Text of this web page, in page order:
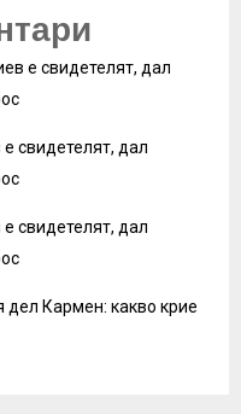
е свидетелят, дал
свидетелят, дал
свидетелят, дал
дел Кармен: какво крие